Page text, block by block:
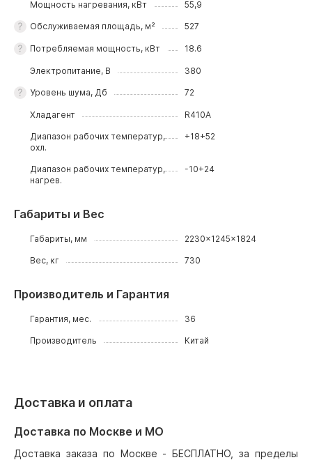
Мощность нагревания, кВт 55,9
Обслуживаемая площадь, м² 527
Потребляемая мощность, кВт 18.6
Электропитание, В 380
Уровень шума, Дб 72
Хладагент R410A
Диапазон рабочих температур,
охл.
+18+52
Диапазон рабочих температур,
нагрев.
-10+24
Габариты и Вес
Габариты, мм 2230x1245x1824
Вес, кг 730
Производитель и Гарантия
Гарантия, мес. 36
Производитель Китай
Доставка и оплата
Доставка по Москве и МО
Доставка заказа по Москве - БЕСПЛАТНО, за пределы